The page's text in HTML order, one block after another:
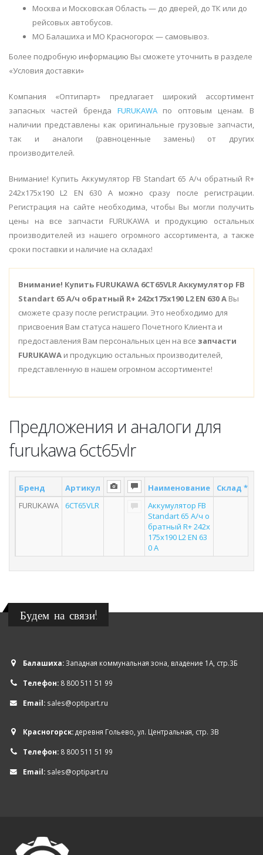
Москва и Московская Область — до дверей, до ТК или до
рейсовых автобусов.
МО Балашиха и МО Красногорск — самовывоз.
Более подробную информацию Вы сможете уточнить в разделе
«Условия доставки»
Компания «Оптипарт» предлагает широкий ассортимент
запасных частей бренда FURUKAWAпо оптовым ценам. В
наличии представлены как оригинальные грузовые запчасти,
так и аналоги (равноценные замены) от других
производителей.
Внимание! Купить Аккумулятор FB Standart 65 А/ч обратный R+
242x175x190 L2 EN 630 А можно сразу после регистрации.
Регистрация на сайте необходима, чтобы Вы могли получить
цены на все запчасти FURUKAWA и продукцию остальных
производителей из нашего огромного ассортимента, а также
сроки поставки и наличие на складах!
Внимание! Купить FURUKAWA 6CT65VLR Аккумулятор FB
Standart 65 А/ч обратный R+ 242x175x190 L2 EN 630 А Вы
сможете сразу после регистрации. Это необходимо для
присвоения Вам статуса нашего Почетного Клиента и
предоставления Вам персональных цен на все запчасти
FURUKAWA и продукцию остальных производителей,
представленную в нашем огромном ассортименте!
Предложения и аналоги для
furukawa 6ct65vlr
Бренд Артикул Наименование Склад *
FURUKAWA
6CT65VLR
Аккумулятор FB
Standart 65 А/ч о
братный R+ 242x
175x190 L2 EN 63
0 А
Будем на связи!
Балашиха:Западная коммунальная зона, владение 1А, стр.3Б
Телефон: 8 800 511 51 99
Email: sales@optipart.ru
Красногорск:деревня Гольево, ул. Центральная, стр. 3В
Телефон: 8 800 511 51 99
Email: sales@optipart.ru